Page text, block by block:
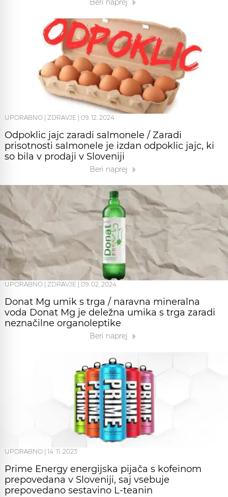
Beri naprej
UPORABNO | ZDRAVJE | 09. 12. 2024
Odpoklic jajc zaradi salmonele / Zaradi
prisotnosti salmonele je izdan odpoklic jajc, ki
so bila v prodaji v Sloveniji
Beri naprej
UPORABNO ZDRAVJE 09. 02. 2024
Donat Mg umik s trga / naravna mineralna
voda Donat Mg je deležna umika s trga zaradi
neznačilne organoleptike
Beri naprej
UPORABNO 14. 11. 2023
Prime Energy energijska pijača s kofeinom
prepovedana v Sloveniji, saj vsebuje
prepovedano sestavino L-teanin